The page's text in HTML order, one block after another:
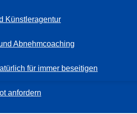
Künstleragentur
Abnehmcoaching
für immer beseitigen
anfordern